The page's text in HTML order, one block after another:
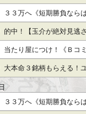
７％】ＪＳＨ【＋４１％
６％】[285A]キオクシア
３３万へ《短期勝負なら
オ【＋１６％】coly【＋
UFJ【＋６３％】
的中！【玉介が絶対見逃
ィ企画【＋３３％】古野
サンリオ【＋３７％】
当たり屋につけ！《Ｂコ
える》古野電気【＋２７
イス【２．８倍】
大本命３銘柄もらえる！
５％】カカクコム【＋５
【＋７１％】他
３３万へ《短期勝負なら